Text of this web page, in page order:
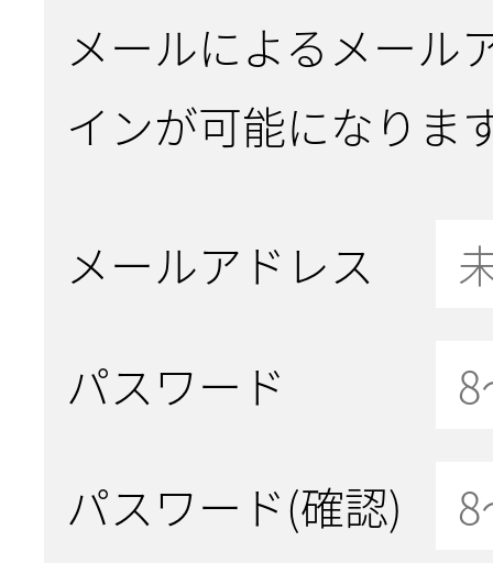
メールによるメール
インが可能になりま
メールアドレス
パスワード
パスワード(確認)